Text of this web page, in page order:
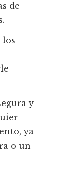
de
los
y
ya
o un